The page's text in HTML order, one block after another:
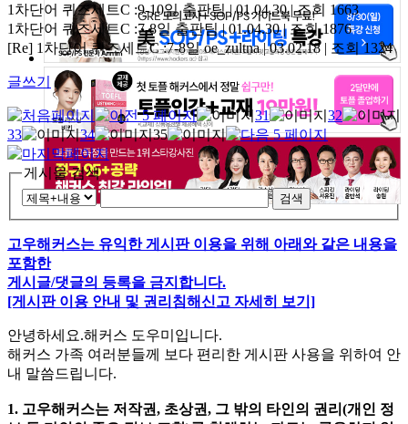
1차단어 퀴즈세트C :9-10일출판팀 | 01.04.30 | 조회 1663
1차단어 퀴즈세트C :7-8일출판팀 | 01.04.30 | 조회 1876
[Re] 1차단어 퀴즈세트C :7-8일oe_zultna | 03.02.18 | 조회 1324
글쓰기
31
32
33
34 35
게시물 검색
검색
고우해커스는 유익한 게시판 이용을 위해 아래와 같은 내용을
포함한
게시글/댓글의 등록을 금지합니다.
[게시판 이용 안내 및 권리침해신고 자세히 보기]
안녕하세요.해커스 도우미입니다.
해커스 가족 여러분들께 보다 편리한 게시판 사용을 위하여 안
내 말씀드립니다.
1. 고우해커스는 저작권, 초상권, 그 밖의 타인의 권리(개인 정